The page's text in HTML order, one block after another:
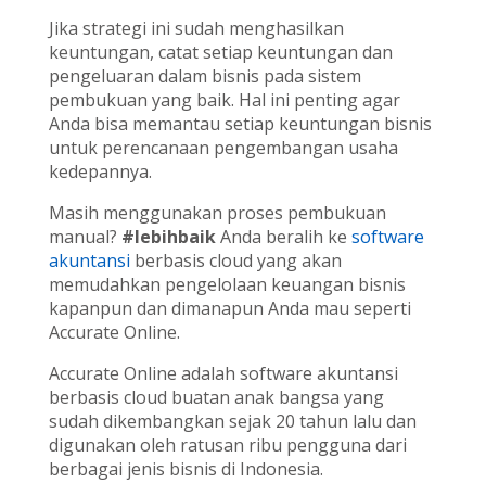
Jika strategi ini sudah menghasilkan
keuntungan, catat setiap keuntungan dan
pengeluaran dalam bisnis pada sistem
pembukuan yang baik. Hal ini penting agar
Anda bisa memantau setiap keuntungan bisnis
untuk perencanaan pengembangan usaha
kedepannya.
Masih menggunakan proses pembukuan
manual? #lebihbaikAnda beralih ke software
akuntansi berbasis cloud yang akan
memudahkan pengelolaan keuangan bisnis
kapanpun dan dimanapun Anda mau seperti
Accurate Online.
Accurate Online adalah software akuntansi
berbasis cloud buatan anak bangsa yang
sudah dikembangkan sejak 20 tahun lalu dan
digunakan oleh ratusan ribu pengguna dari
berbagai jenis bisnis di Indonesia.